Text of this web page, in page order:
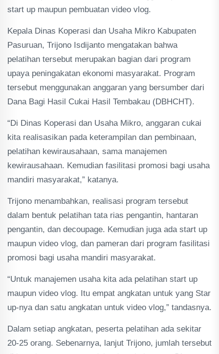
start up maupun pembuatan video vlog.
Kepala Dinas Koperasi dan Usaha Mikro Kabupaten
Pasuruan, Trijono Isdijanto mengatakan bahwa
pelatihan tersebut merupakan bagian dari program
upaya peningakatan ekonomi masyarakat. Program
tersebut menggunakan anggaran yang bersumber dari
Dana Bagi Hasil Cukai Hasil Tembakau (DBHCHT).
“Di Dinas Koperasi dan Usaha Mikro, anggaran cukai
kita realisasikan pada keterampilan dan pembinaan,
pelatihan kewirausahaan, sama manajemen
kewirausahaan. Kemudian fasilitasi promosi bagi usaha
mandiri masyarakat,” katanya.
Trijono menambahkan, realisasi program tersebut
dalam bentuk pelatihan tata rias pengantin, hantaran
pengantin, dan decoupage. Kemudian juga ada start up
maupun video vlog, dan pameran dari program fasilitasi
promosi bagi usaha mandiri masyarakat.
“Untuk manajemen usaha kita ada pelatihan start up
maupun video vlog. Itu empat angkatan untuk yang Star
up-nya dan satu angkatan untuk video vlog,” tandasnya.
Dalam setiap angkatan, peserta pelatihan ada sekitar
20-25 orang. Sebenarnya, lanjut Trijono, jumlah tersebut